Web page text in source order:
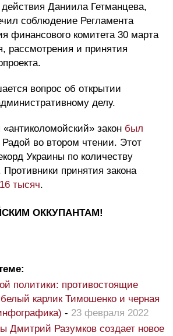
Даниила Гетманцева,
соблюдение Регламента
финансового комитета 30 марта
рассмотрения и принятия
вопрос об открытии
делу.
закон был
во втором чтении. Этот
Украины по количеству
Противники принятия закона
тысяч.
ОККУПАНТАМ!
политики: противостоящие
карлик Тимошенко и черная
- 23 февраля 2022
Дмитрий Разумков создает новое